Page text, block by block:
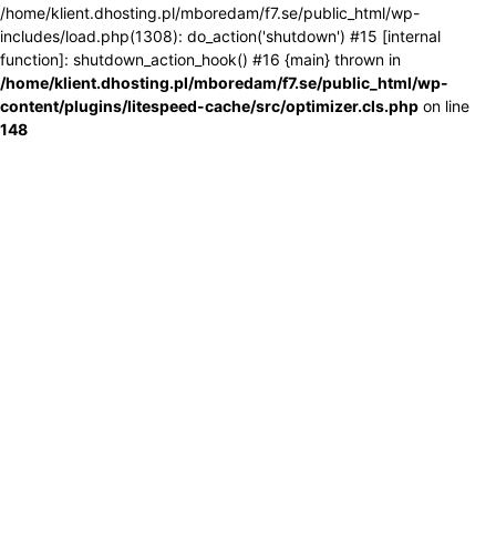
/home/klient.dhosting.pl/mboredam/f7.se/public_html/wp-
includes/load.php(1308): do_action('shutdown') #15 [internal
function]: shutdown_action_hook() #16 {main} thrown in
/home/klient.dhosting.pl/mboredam/f7.se/public_html/wp-
content/plugins/litespeed-cache/src/optimizer.cls.php on line
148